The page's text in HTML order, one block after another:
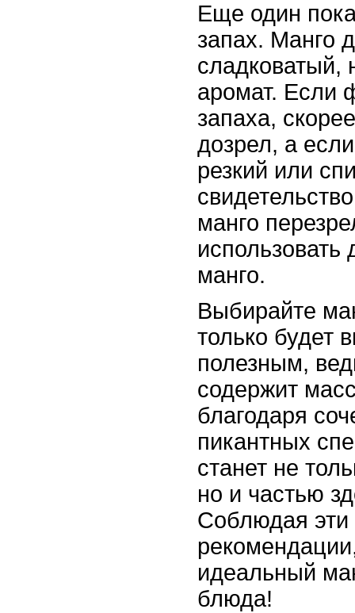
Еще один
запах. Манго
аромат. Если
запаха,
дозрел, а
резкий или
манго
использовать
манго.
Выбирайте
только будет
полезным,
содержит
благодаря
пикантных
станет не
но и частью
Соблюдая эти
идеальный
блюда!